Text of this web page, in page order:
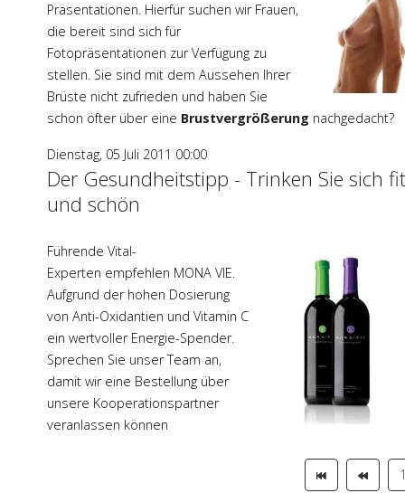
Präsentationen. Hierfür suchen wir Frauen,
die bereit sind sich für
Fotopräsentationen zur Verfügung zu
stellen. Sie sind mit dem Aussehen Ihrer
Brüste nicht zufrieden und haben Sie
schon öfter über eine Brustvergrößerung nachgedacht?
Dienstag, 05 Juli 2011 00:00
Der Gesundheitstipp - Trinken Sie sich fit
und schön
Führende Vital-
Experten empfehlen MONA VIE.
Aufgrund der hohen Dosierung
von Anti-Oxidantien und Vitamin C
ein wertvoller Energie-Spender.
Sprechen Sie unser Team an,
damit wir eine Bestellung über
unsere Kooperationspartner
veranlassen können